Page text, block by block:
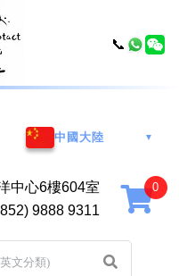
中國大陸 ▼
中心6樓604室
9888 9311
📞